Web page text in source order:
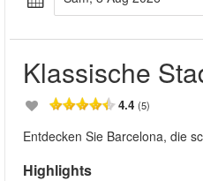
Klassische
4.4 (5)
Entdecken Sie Barcelona, die
Highlights